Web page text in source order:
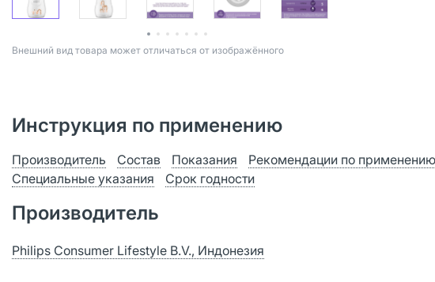
Bнешний вид товара может отличаться от изображённого
Инструкция по применению
Производитель Состав Показания Рекомендации по применению
Специальные указания
Срок годности
Производитель
Philips Consumer Lifestyle B.V., Индонезия